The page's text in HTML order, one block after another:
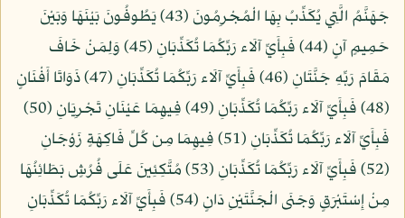
جَهَنَّمُ الَّتِي يُكَذِّبُ بِهَا الْمُجْرِمُونَ (43) يَطُوفُونَ بَيْنَهَا وَبَيْنَ
حَمِيمٍ آنٍ (44) فَبِأَيِّ آلَاء رَبِّكُمَا تُكَذِّبَانِ (45) وَلِمَنْ خَافَ
مَقَامَ رَبِّهِ جَنَّتَانِ (46) فَبِأَيِّ آلَاء رَبِّكُمَا تُكَذِّبَانِ (47) ذَوَاتَا أَفْنَانٍ
(48) فَبِأَيِّ آلَاء رَبِّكُمَا تُكَذِّبَانِ (49) فِيهِمَا عَيْنَانِ تَجْرِيَانِ (50)
فَبِأَيِّ آلَاء رَبِّكُمَا تُكَذِّبَانِ (51) فِيهِمَا مِن كُلِّ فَاكِهَةٍ زَوْجَانِ
(52) فَبِأَيِّ آلَاء رَبِّكُمَا تُكَذِّبَانِ (53) مُتَّكِئِينَ عَلَى فُرُشٍ بَطَائِنُهَا
مِنْ إِسْتَبْرَقٍ وَجَنَى الْجَنَّتَيْنِ دَانٍ (54) فَبِأَيِّ آلَاء رَبِّكُمَا تُكَذِّبَانِ